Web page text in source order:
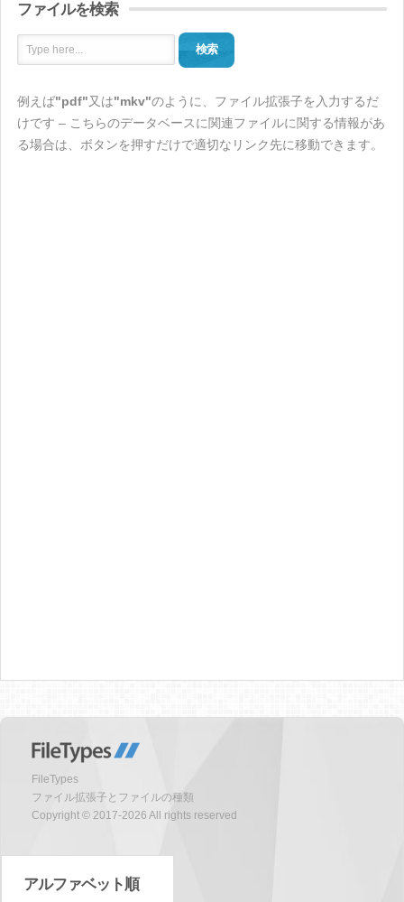
ファイルを検索
検索
例えば"pdf"又は"mkv"のように、ファイル拡張子を入力するだ
けです – こちらのデータベースに関連ファイルに関する情報があ
る場合は、ボタンを押すだけで適切なリンク先に移動できます。
FileTypes
ファイル拡張子とファイルの種類
Copyright © 2017-2026 All rights reserved
アルファベット順